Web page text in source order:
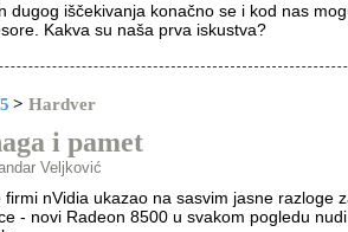
dugog iščekivanja konačno se i kod nas
Kakva su naša prva iskustva?
> Hardver
i pamet
Veljković
firmi nVidia ukazao na sasvim jasne razloge
- novi Radeon 8500 u svakom pogledu